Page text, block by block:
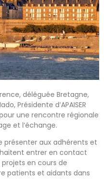
déléguée Bretagne,
Présidente d’APAISER
une rencontre régionale
et l’échange.
présenter aux adhérents et
entrer en contact
projets en cours de
patients et aidants dans